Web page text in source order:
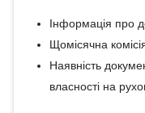
Інформація про
Щомісячна
Наявність
власності на